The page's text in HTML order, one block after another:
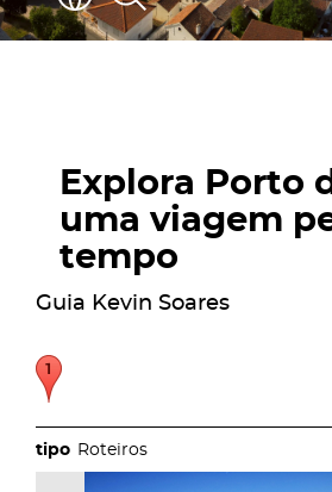
Explora Porto
uma viagem
tempo
Guia Kevin Soares
Roteiros